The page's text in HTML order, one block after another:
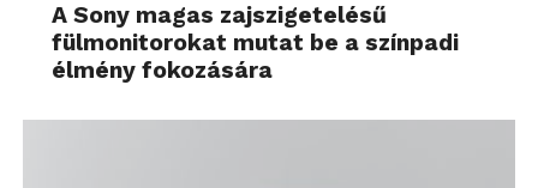
A Sony magas zajszigetelésű
fülmonitorokat mutat be a színpadi
élmény fokozására